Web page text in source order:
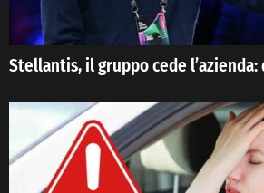
Stellantis, il gruppo cede